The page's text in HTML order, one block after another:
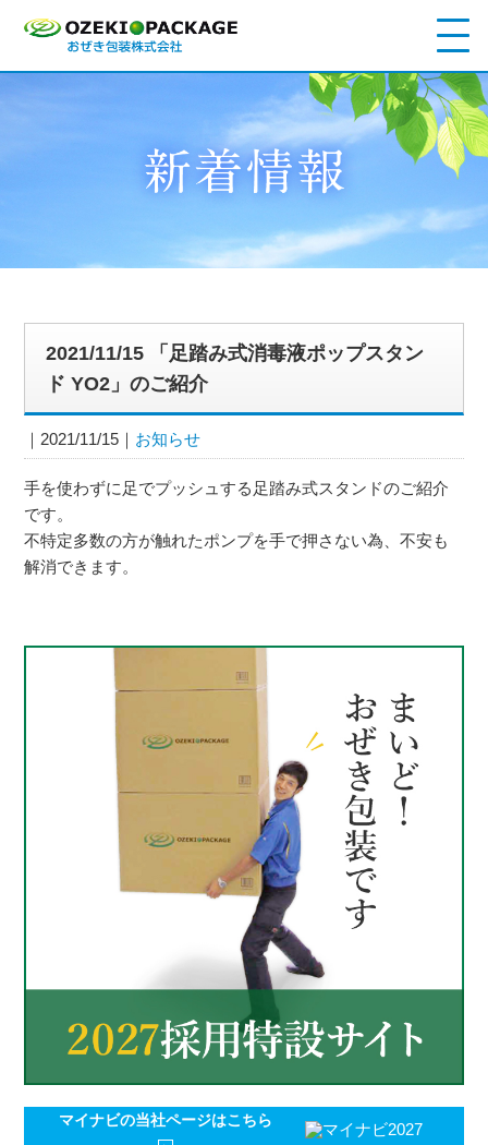
2021/11/15 「足踏み式消毒液ポップスタン
ド YO2」のご紹介
2021/11/15 お知らせ
手を使わずに足でプッシュする足踏み式スタンドのご紹介
です。
不特定多数の方が触れたポンプを手で押さない為、不安も
解消できます。
マイナビの当社ページはこちら